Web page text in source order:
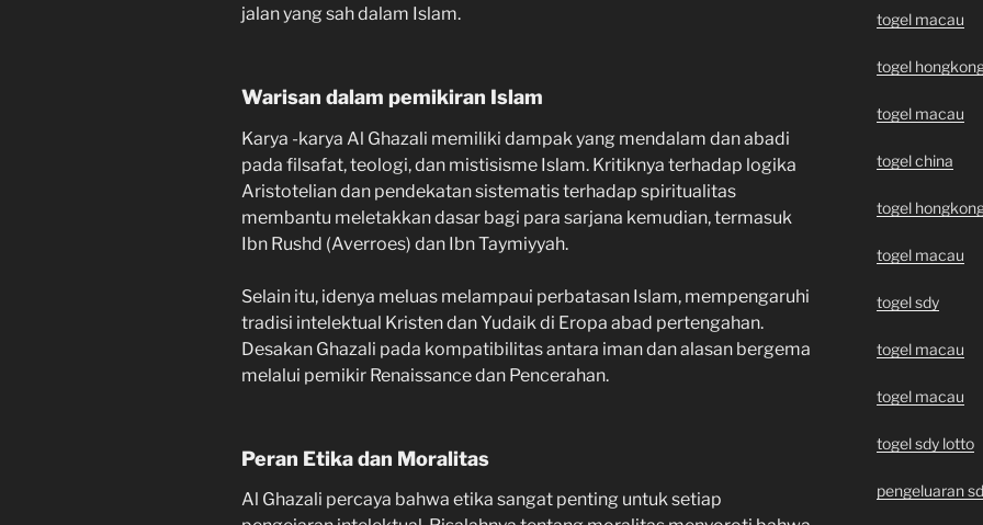
jalan yang sah dalam Islam.
Warisan dalam pemikiran Islam
Karya -karya Al Ghazali memiliki dampak yang mendalam dan abadi
pada filsafat, teologi, dan mistisisme Islam. Kritiknya terhadap logika
Aristotelian dan pendekatan sistematis terhadap spiritualitas
membantu meletakkan dasar bagi para sarjana kemudian, termasuk
Ibn Rushd (Averroes) dan Ibn Taymiyyah.
Selain itu, idenya meluas melampaui perbatasan Islam, mempengaruhi
tradisi intelektual Kristen dan Yudaik di Eropa abad pertengahan.
Desakan Ghazali pada kompatibilitas antara iman dan alasan bergema
melalui pemikir Renaissance dan Pencerahan.
Peran Etika dan Moralitas
Al Ghazali percaya bahwa etika sangat penting untuk setiap
togel macau
togel
togel macau
togel china
togel
togel macau
togel sdy
togel macau
togel macau
togel sdy lotto
pengeluaran